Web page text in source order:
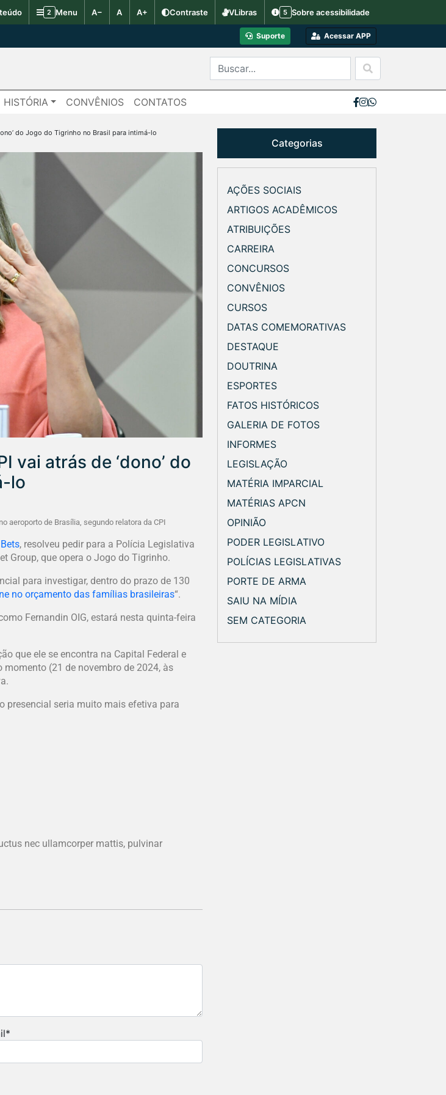
2 Menu A− A A+ Contraste VLibras 5 Sobre acessibilidade
Suporte Acessar APP
HISTÓRIA CONVÊNIOS CONTATOS
do Jogo do Tigrinho no Brasil para intimá-lo
vai atrás de ‘dono’ do
lo
aeroporto de Brasília, segundo relatora da CPI
, resolveu pedir para a Polícia Legislativa
Group, que opera o Jogo do Tigrinho.
para investigar, dentro do prazo de 130
no orçamento das famílias brasileiras“.
Fernandin OIG, estará nesta quinta-feira
que ele se encontra na Capital Federal e
(21 de novembro de 2024, às
presencial seria muito mais efetiva para
nec ullamcorper mattis, pulvinar
*
Categorias
AÇÕES SOCIAIS
ARTIGOS ACADÊMICOS
ATRIBUIÇÕES
CARREIRA
CONCURSOS
CONVÊNIOS
CURSOS
DATAS COMEMORATIVAS
DESTAQUE
DOUTRINA
ESPORTES
FATOS HISTÓRICOS
GALERIA DE FOTOS
INFORMES
LEGISLAÇÃO
MATÉRIA IMPARCIAL
MATÉRIAS APCN
OPINIÃO
PODER LEGISLATIVO
POLÍCIAS LEGISLATIVAS
PORTE DE ARMA
SAIU NA MÍDIA
SEM CATEGORIA